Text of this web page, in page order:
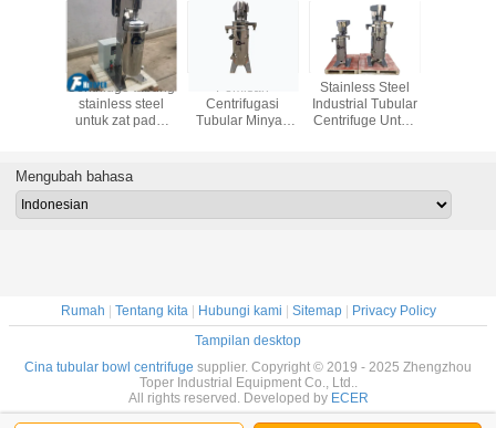
Centrifuge tabung
stainless steel
untuk zat padat
Pemisah
Centrifugasi
Tubular Minyak
Rinsing
Stainless Steel
Industrial Tubular
Centrifuge Untuk
Separation
Phase
Mengubah bahasa
Rumah | Tentang kita| Hubungi kami | Sitemap| Privacy Policy
Tampilan desktop
Cina tubular bowl centrifuge supplier. Copyright © 2019 - 2025 Zhengzhou
Toper Industrial Equipment Co., Ltd..
All rights reserved. Developed by ECER